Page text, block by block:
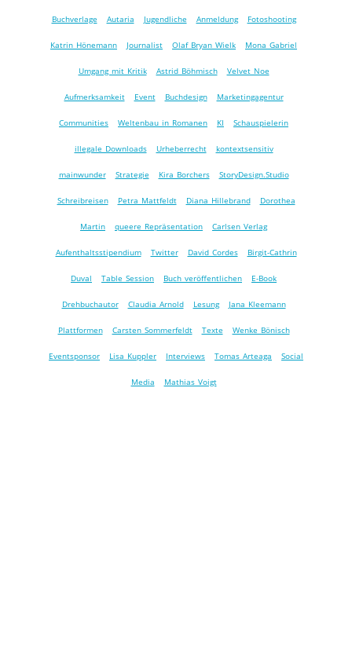
Buchverlage Autaria Jugendliche Anmeldung Fotoshooting
Katrin Hönemann Journalist Olaf Bryan Wielk Mona Gabriel
Umgang mit Kritik Astrid Böhmisch Velvet Noe
Aufmerksamkeit Event Buchdesign Marketingagentur
Communities Weltenbau in Romanen KI Schauspielerin
illegale Downloads Urheberrecht kontextsensitiv
mainwunder Strategie Kira Borchers StoryDesign.Studio
Schreibreisen Petra Mattfeldt Diana Hillebrand Dorothea
Martin queere Repräsentation Carlsen Verlag
Aufenthaltsstipendium Twitter David Cordes Birgit-Cathrin
Duval Table Session Buch veröffentlichen E-Book
Drehbuchautor Claudia Arnold Lesung Jana Kleemann
Plattformen Carsten Sommerfeldt Texte Wenke Bönisch
Eventsponsor Lisa Kuppler Interviews Tomas Arteaga Social
Media Mathias Voigt